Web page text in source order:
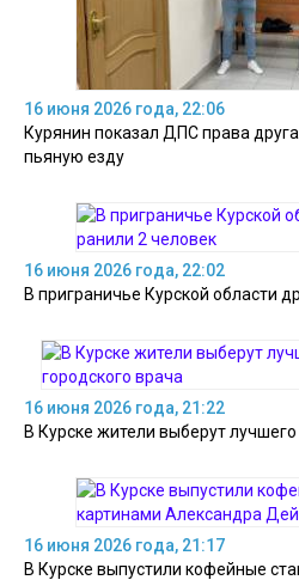
16 июня 2026 года, 22:06
Курянин показал ДПС права
пьяную езду
16 июня 2026 года, 22:02
В приграничье Курской области
16 июня 2026 года, 21:22
В Курске жители выберут
16 июня 2026 года, 21:17
В Курске выпустили кофейные